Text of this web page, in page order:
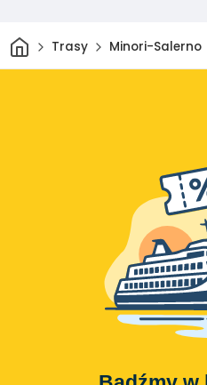
DomTrasy Minori-Salerno